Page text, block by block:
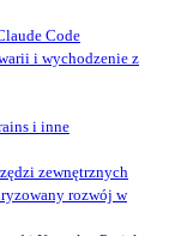
Code
i wychodzenie z
i inne
zewnętrznych
rozwój w